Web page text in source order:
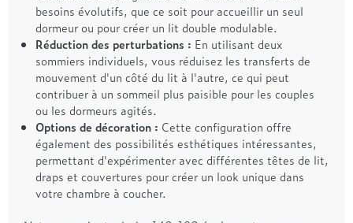
besoins évolutifs, que ce soit pour accueillir un seul
dormeur ou pour créer un lit double modulable.
Réduction des perturbations : En utilisant deux
sommiers individuels, vous réduisez les transferts de
mouvement d'un côté du lit à l'autre, ce qui peut
contribuer à un sommeil plus paisible pour les couples
ou les dormeurs agités.
Options de décoration : Cette configuration offre
également des possibilités esthétiques intéressantes,
permettant d'expérimenter avec différentes têtes de lit,
draps et couvertures pour créer un look unique dans
votre chambre à coucher.